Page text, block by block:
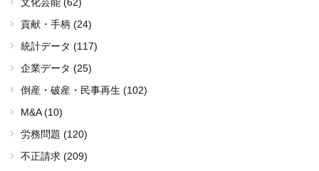
貢献・手柄 (24)
統計データ (117)
企業データ (25)
倒産・破産・民事再生 (102)
M&A (10)
労務問題 (120)
不正請求 (209)